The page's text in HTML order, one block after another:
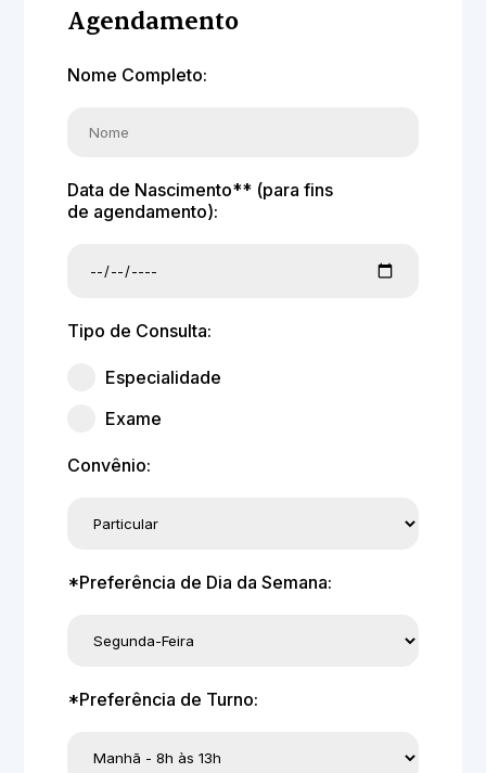
Agendamento
Nome Completo:
Data de Nascimento** (para fins
de agendamento):
Tipo de Consulta:
Especialidade
Exame
Convênio:
*Preferência de Dia da Semana:
*Preferência de Turno: